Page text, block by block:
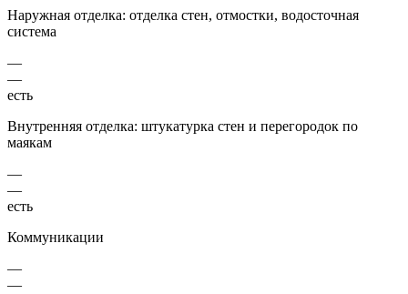
Наружная отделка: отделка стен, отмостки, водосточная
система
—
—
есть
Внутренняя отделка: штукатурка стен и перегородок по
маякам
—
—
есть
Коммуникации
—
—